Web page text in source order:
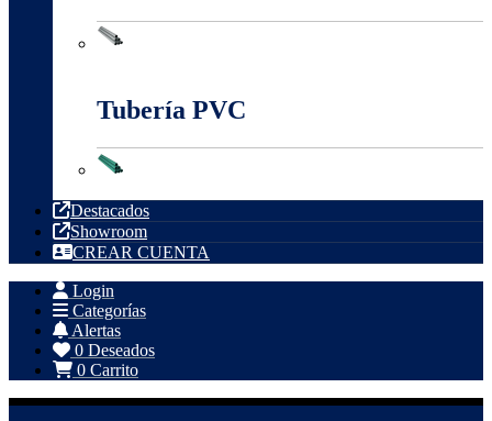
Tubería PVC
Destacados
Showroom
CREAR CUENTA
Login
Categorías
Alertas
0 Deseados
0 Carrito